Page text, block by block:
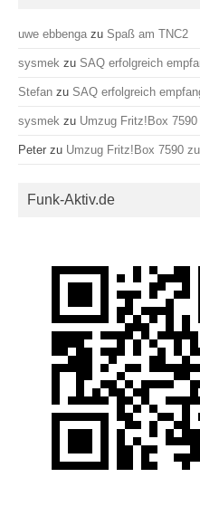
uwe ebbenga zu Spaß am TNC2
sysmek zu SAQ erfolgreich
Stefan zu SAQ erfolgreich
sysmek zu Umzug Fritz!Box
Peter zu Umzug Fritz!Box 7590
Funk-Aktiv.de